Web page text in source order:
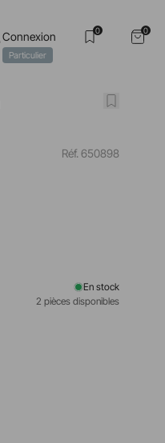
Connexion
Particulier
0 0
Réf. 650898
En stock
2 pièces disponibles